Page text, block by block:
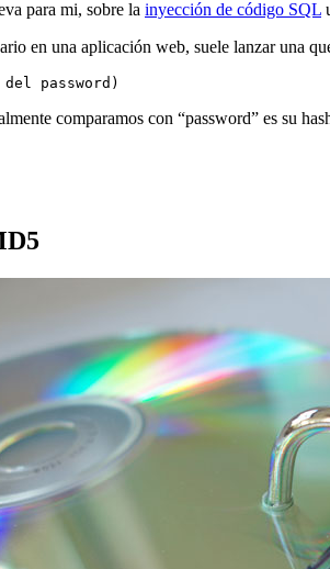
para mi, sobre la inyección de código SQL
en una aplicación web, suele lanzar una
del password)
comparamos con “password” es su